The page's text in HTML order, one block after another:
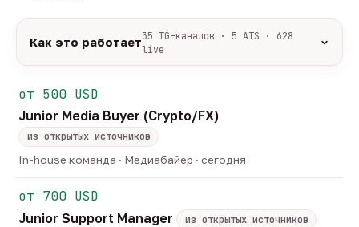
удалённо 534
ГРЕЙД
junior45 middle246
head21
только с зарплатой
Как это работает35 TG-каналов · 5 ATS · 628
live
ArbiHunter, Партнёркин и ATS-площадки
(Greenhouse, Himalayas и другие).
Разбор:нейронка разбирает сырец каждые 30
минут — роль, вертикаль, формат, вилка, грейд.
Скам-фильтр:без предоплат и взносов, без
обещаний гарантированного дохода, без увода в
Свежесть:
через 30 дней.
от 500 USD
Junior Media Buyer (Crypto/FX)
из открытых источников
In-house команда · Медиабайер · сегодня
от 700 USD
Junior Support Manager
из открытых источников